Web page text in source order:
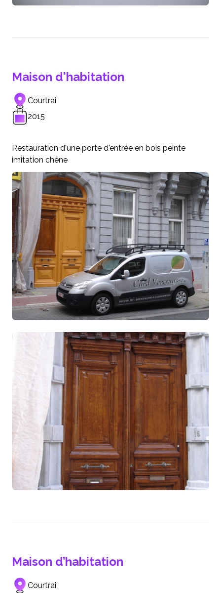
Maison d'habitation
Courtrai
2015
Restauration d'une porte d'entrée en bois peinte
imitation chêne
Maison d’habitation
Courtrai